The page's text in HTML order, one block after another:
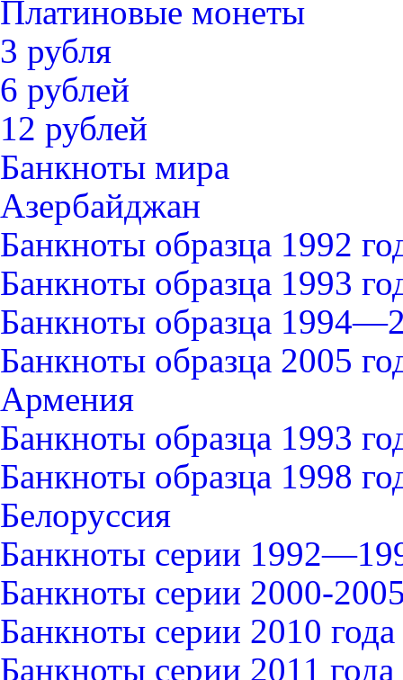
Платиновые монеты
3 рубля
6 рублей
12 рублей
Банкноты мира
Азербайджан
Банкноты образца 1992
Банкноты образца 1993
Банкноты образца
Банкноты образца 2005
Армения
Банкноты образца 1993
Банкноты образца 1998
Белоруссия
Банкноты серии
Банкноты серии 2000-
Банкноты серии 2010 года
Банкноты серии 2011 года